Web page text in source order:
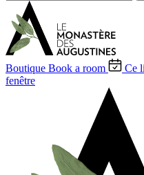
Boutique Book a room
Ce
fenêtre